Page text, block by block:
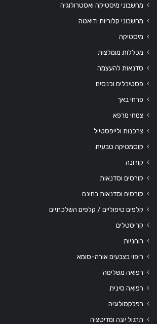
מחשבוני מיסטיקה ואסטרולוגיה
מחשבוני קלוריות ודיאטה
מיסטיקה
מכללות מומלצות
סדנאות להעצמה
פסטיבלים וכנסים
פרחי באך
צמחי מרפא
צרכנות ולייפסטייל
קוסמטיקה טבעית
קורונה
קורסים וסדנאות
קורסים וסדנאות בחינם
קלפים טיפוליים / קלפים השלכתיים
קריסטלים
רוחניות
ריפוי בצבעים אורה-סומא
רפואה משלימה
רפואה סינית
רפלקסולוגיה
תרגול יוגה ומדיטציה